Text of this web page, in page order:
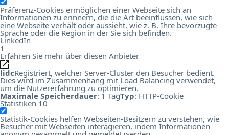
Präferenz-Cookies ermöglichen einer Webseite sich an
Informationen zu erinnern, die die Art beeinflussen, wie sich
eine Webseite verhält oder aussieht, wie z. B. Ihre bevorzugte
Sprache oder die Region in der Sie sich befinden.
LinkedIn
1
Erfahren Sie mehr über diesen Anbieter
lidcRegistriert, welcher Server-Cluster den Besucher bedient.
Dies wird im Zusammenhang mit Load Balancing verwendet,
um die Nutzererfahrung zu optimieren.
Maximale Speicherdauer: 1 TagTyp: HTTP-Cookie
Statistiken 10
Statistik-Cookies helfen Webseiten-Besitzern zu verstehen, wie
Besucher mit Webseiten interagieren, indem Informationen